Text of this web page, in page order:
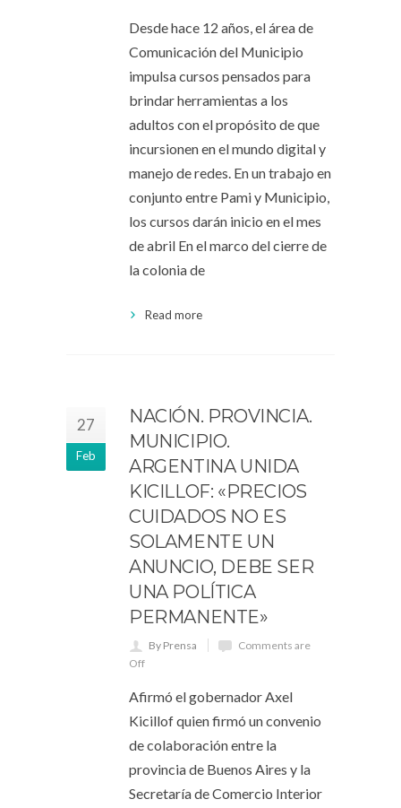
Desde hace 12 años, el área de
Comunicación del Municipio
impulsa cursos pensados para
brindar herramientas a los
adultos con el propósito de que
incursionen en el mundo digital y
manejo de redes. En un trabajo en
conjunto entre Pami y Municipio,
los cursos darán inicio en el mes
de abril En el marco del cierre de
la colonia de
Read more
27
Feb
NACIÓN. PROVINCIA.
MUNICIPIO.
ARGENTINA UNIDA
KICILLOF: «PRECIOS
CUIDADOS NO ES
SOLAMENTE UN
ANUNCIO, DEBE SER
UNA POLÍTICA
PERMANENTE»
By Prensa
Comments are
Off
Afirmó el gobernador Axel
Kicillof quien firmó un convenio
de colaboración entre la
provincia de Buenos Aires y la
Secretaría de Comercio Interior